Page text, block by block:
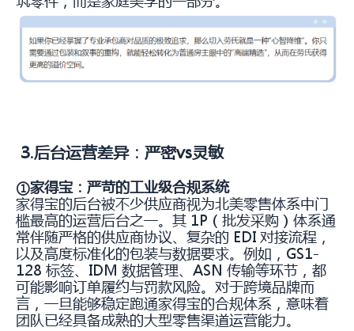
3.后台运营差异：严密vs灵敏
①家得宝： 严苛的工业级合规系统
家得宝的后台被不少供应商视为北美零售体系中门
槛最高的运营后台之一。其 1P（批发采购）体系通
常伴随严格的供应商协议、复杂的 EDI 对接流程，
以及高度标准化的包装与数据要求。 例如，GS1-
128 标签、IDM 数据管理、ASN 传输等环节，都
可能影响订单履约与罚款风险。对于跨境品牌而
言，一旦能够稳定跑通家得宝的合规体系，意味着
团队已经具备成熟的大型零售渠道运营能力。